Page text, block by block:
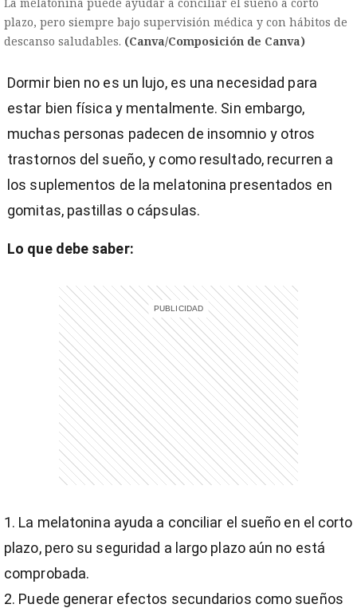
plazo, pero siempre bajo supervisión médica y con hábitos de
descanso saludables. (Canva/Composición de Canva)
Dormir bien no es un lujo, es una necesidad para
estar bien física y mentalmente. Sin embargo,
muchas personas padecen de insomnio y otros
trastornos del sueño, y como resultado, recurren a
los suplementos de la melatonina presentados en
gomitas, pastillas o cápsulas.
Lo que debe saber:
La melatonina ayuda a conciliar el sueño en el corto
plazo, pero su seguridad a largo plazo aún no está
comprobada.
Puede generar efectos secundarios como sueños